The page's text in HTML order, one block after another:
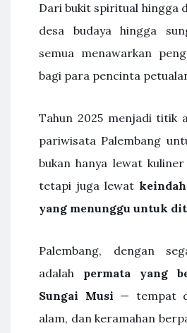
Dari bukit spiritual hingga
desa budaya hingga
semua menawarkan
bagi para pencinta
Tahun 2025 menjadi titik
pariwisata Palembang
bukan hanya lewat
tetapi juga lewat
yang menunggu untuk
Palembang, dengan
adalah permata yang
Sungai Musi — tempat
alam, dan keramahan